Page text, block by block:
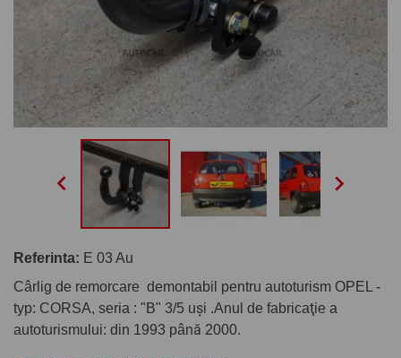
 
Referinta: E 03 Au
Cârlig de remorcare demontabil pentru autoturism OPEL -
typ: CORSA, seria : "B" 3/5 uşi .Anul de fabricaţie a
autoturismului: din 1993 până 2000.